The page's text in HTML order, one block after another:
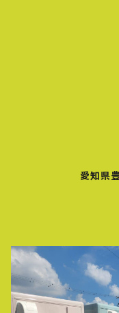
愛知県